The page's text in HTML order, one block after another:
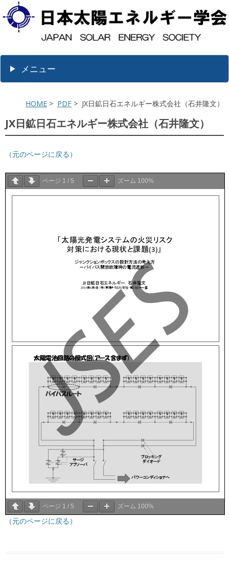
メニュー
HOME > PDF > JX日鉱日石エネルギー株式会社（石井隆文）
JX日鉱日石エネルギー株式会社（石井隆文）
（元のページに戻る）
ページ 1 / 5 ズーム 100%
ページ 1 / 5 ズーム 100%
（元のページに戻る）